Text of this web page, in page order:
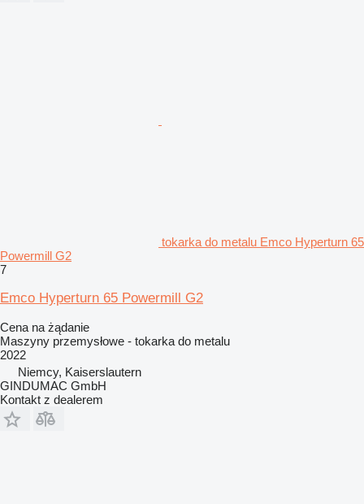
tokarka do metalu Emco Hyperturn 65
Powermill G2
7
Emco Hyperturn 65 Powermill G2
Cena na żądanie
Maszyny przemysłowe - tokarka do metalu
2022
Niemcy, Kaiserslautern
GINDUMAC GmbH
Kontakt z dealerem